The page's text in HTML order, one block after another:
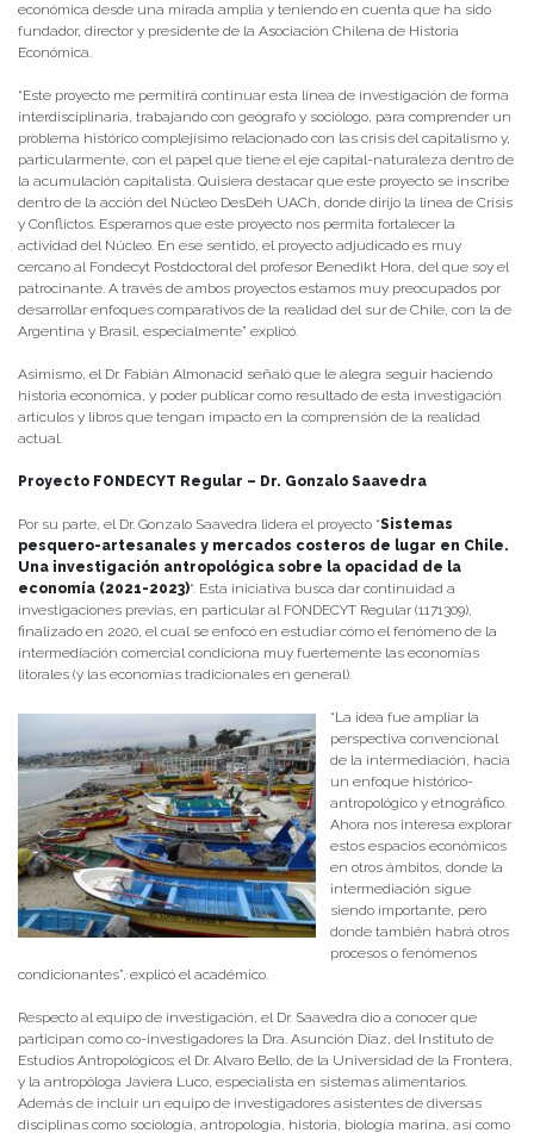
económica desde una mirada amplia y teniendo en cuenta que ha sido
fundador, director y presidente de la Asociación Chilena de Historia
Económica.
“Este proyecto me permitirá continuar esta línea de investigación de forma
interdisciplinaria, trabajando con geógrafo y sociólogo, para comprender un
problema histórico complejísimo relacionado con las crisis del capitalismo y,
particularmente, con el papel que tiene el eje capital-naturaleza dentro de
la acumulación capitalista. Quisiera destacar que este proyecto se inscribe
dentro de la acción del Núcleo DesDeh UACh, donde dirijo la línea de Crisis
y Conflictos. Esperamos que este proyecto nos permita fortalecer la
actividad del Núcleo. En ese sentido, el proyecto adjudicado es muy
cercano al Fondecyt Postdoctoral del profesor Benedikt Hora, del que soy el
patrocinante. A través de ambos proyectos estamos muy preocupados por
desarrollar enfoques comparativos de la realidad del sur de Chile, con la de
Argentina y Brasil, especialmente” explicó.
Asimismo, el Dr. Fabián Almonacid señaló que le alegra seguir haciendo
historia económica, y poder publicar como resultado de esta investigación
artículos y libros que tengan impacto en la comprensión de la realidad
actual.
Proyecto FONDECYT Regular – Dr. Gonzalo Saavedra
Por su parte, el Dr. Gonzalo Saavedra lidera el proyecto “Sistemas
pesquero-artesanales y mercados costeros de lugar en Chile.
Una investigación antropológica sobre la opacidad de la
economía (2021-2023)“. Esta iniciativa busca dar continuidad a
investigaciones previas, en particular al FONDECYT Regular (1171309),
finalizado en 2020, el cual se enfocó en estudiar cómo el fenómeno de la
intermediación comercial condiciona muy fuertemente las economías
litorales (y las economías tradicionales en general).
“La idea fue ampliar la
perspectiva convencional
de la intermediación, hacia
un enfoque histórico-
antropológico y etnográfico.
Ahora nos interesa explorar
estos espacios económicos
en otros ámbitos, donde la
intermediación sigue
siendo importante, pero
donde también habrá otros
procesos o fenómenos
condicionantes”, explicó el académico.
Respecto al equipo de investigación, el Dr. Saavedra dio a conocer que
participan como co-investigadores la Dra. Asunción Díaz, del Instituto de
Estudios Antropológicos; el Dr. Alvaro Bello, de la Universidad de la Frontera,
y la antropóloga Javiera Luco, especialista en sistemas alimentarios.
Además de incluir un equipo de investigadores asistentes de diversas
disciplinas como sociología, antropología, historia, biología marina, así como